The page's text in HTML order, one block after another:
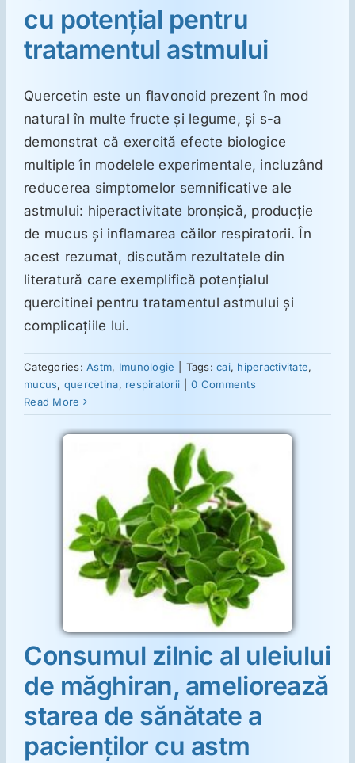
Suplimente
Reumatologie
Ginecologie
Mesajele lui Reichelt
Dietă
LDN
ORL
Oncologie
Antipsihiatrie
Psihoterapie
Proză utilă
cu potenţial pentru
tratamentul astmului
Quercetin este un flavonoid prezent în mod
natural în multe fructe şi legume, şi s-a
demonstrat că exercită efecte biologice
multiple în modelele experimentale, incluzând
reducerea simptomelor semnificative ale
astmului: hiperactivitate bronşică, producţie
de mucus şi inflamarea căilor respiratorii. În
acest rezumat, discutăm rezultatele din
literatură care exemplifică potenţialul
quercitinei pentru tratamentul astmului şi
complicaţiile lui.
Categories:Astm, Imunologie Tags:cai, hiperactivitate,
mucus, quercetina, respiratorii
0 Comments
Read More
Consumul zilnic al uleiului
de măghiran, ameliorează
starea de sănătate a
pacienţilor cu astm